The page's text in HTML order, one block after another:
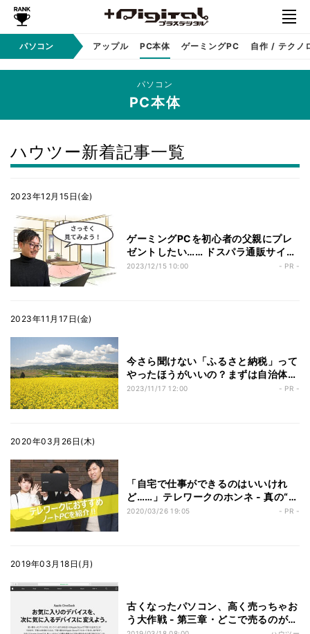
パソコンWindows アップル PC本体 ゲーミングPC 自作 / テクノ
パソコン
PC本体
ハウツー新着記事一覧
2023年12月15日(金)
ゲーミングPCを初心者の父親にプレ
ゼントしたい…… ドスパラ通販サイト
で検索だ！
2023/12/15 10:00 - PR -
2023年11月17日(金)
今さら聞けない「ふるさと納税」って
やったほうがいいの？まずは自治体の
良さを知るところから始めよう【飯山
2023/11/17 12:00 - PR -
2020年03月26日(木)
「自宅で仕事ができるのはいいけれ
ど……」テレワークのホンネ - 真の“柔
軟な働き方”を実現させるために必要
2020/03/26 19:05 - PR -
2019年03月18日(月)
古くなったパソコン、高く売っちゃお
う大作戦 - 第三章・どこで売るのが一